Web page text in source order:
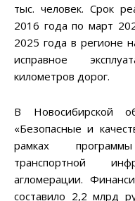
тыс. человек. Срок
2016 года по март
2025 года в регионе
исправное
километров дорог.
В Новосибирской
«Безопасные и
рамках
транспортной
агломерации.
составило 2,2 млрд